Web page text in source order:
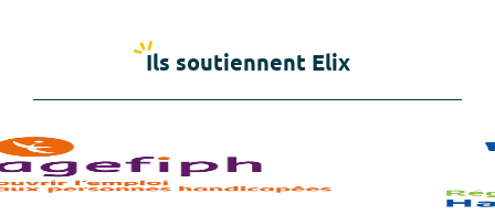
Ils soutiennent Elix